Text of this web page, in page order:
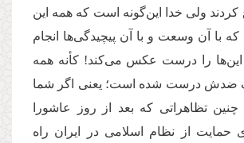
ولی خدا این‌گونه است که همه این
با آن وسعت و با آن پیچیدگی‌ها انجام
این‌ها را درست عکس می‌کند! کأنه همه
ضدش درست شده است؛ یعنی اگر شما
تظاهراتی که بعد از روز عاشورا
حمایت از نظام اسلامی در ایران راه